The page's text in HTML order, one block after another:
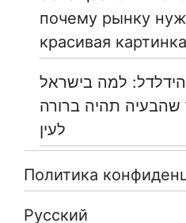
почему рынку
красивая картинка
למה בישראל
תהיה ברורה
לעין
Политика
Русский